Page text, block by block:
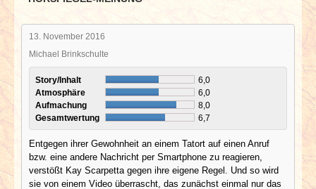
13. November 2016
Michael Brinkschulte
Story/Inhalt
6,0
Atmosphäre
6,0
Aufmachung
8,0
Gesamtwertung
6,7
Entgegen ihrer Gewohnheit an einem Tatort auf einen Anruf
bzw. eine andere Nachricht per Smartphone zu reagieren,
verstößt Kay Scarpetta gegen ihre eigene Regel. Und so wird
sie von einem Video überrascht, das zunächst einmal nur das